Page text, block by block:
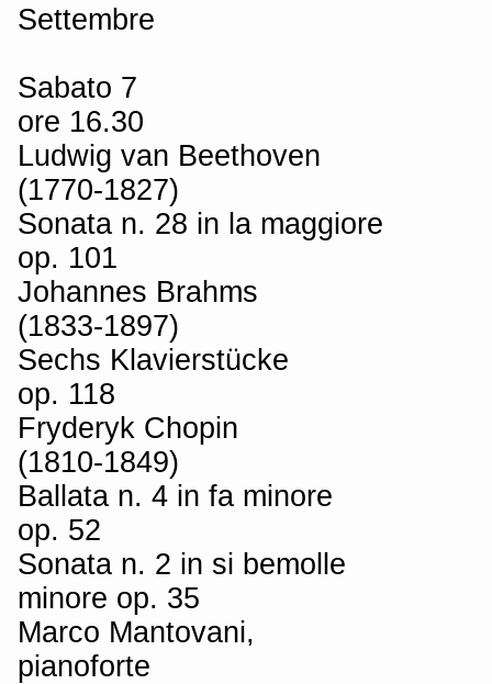
Settembre
Sabato 7
ore 16.30
Ludwig van Beethoven
(1770-1827)
Sonata n. 28 in la maggiore
op. 101
Johannes Brahms
(1833-1897)
Sechs Klavierstücke
op. 118
Fryderyk Chopin
(1810-1849)
Ballata n. 4 in fa minore
op. 52
Sonata n. 2 in si bemolle
minore op. 35
Marco Mantovani,
pianoforte